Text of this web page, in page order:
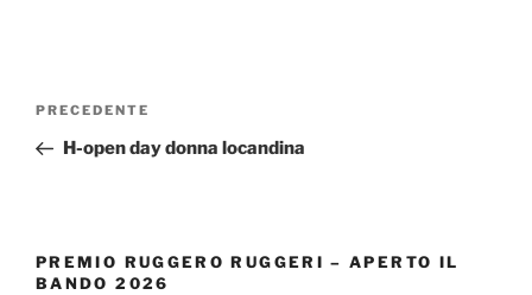
Navigazione
Articolo
precedente:
PRECEDENTE
H-open day donna locandina
PREMIO RUGGERO RUGGERI – APERTO IL
BANDO 2026